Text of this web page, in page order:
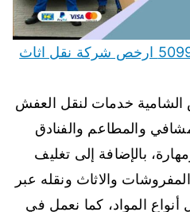
نقل عفش الشامية 50993766 ارخص شركة نقل اثاث
خدمات لنقل العفش
والمطاعم والفنادق
بالإضافة إلى تغليف
والاثاث ونقله عبر
المواد، كما نعمل في